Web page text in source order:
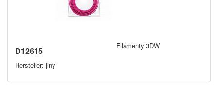
D12615
Hersteller: jiný
Filamenty 3DW